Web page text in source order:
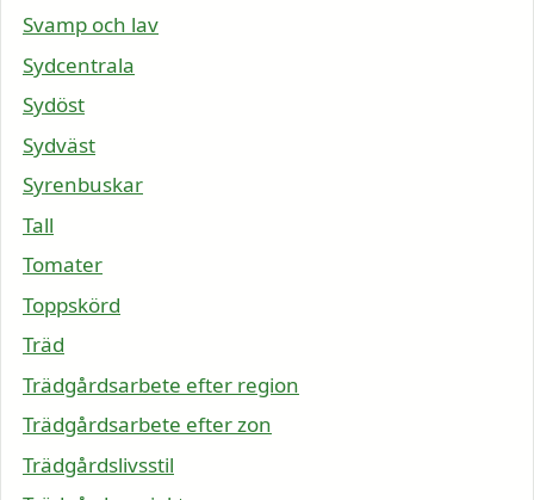
Svamp och lav
Sydcentrala
Sydöst
Sydväst
Syrenbuskar
Tall
Tomater
Toppskörd
Träd
Trädgårdsarbete efter region
Trädgårdsarbete efter zon
Trädgårdslivsstil